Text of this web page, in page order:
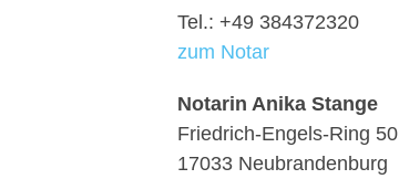
Tel.: +49 384372320
zum Notar
Notarin Anika Stange
Friedrich-Engels-Ring 50
17033 Neubrandenburg